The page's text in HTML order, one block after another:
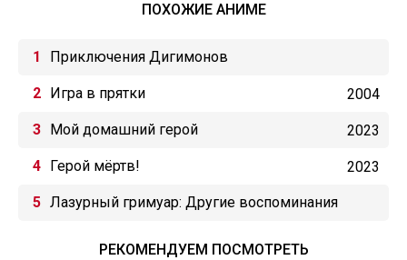
ПОХОЖИЕ АНИМЕ
Приключения Дигимонов
Игра в прятки 2004
Мой домашний герой 2023
Герой мёртв! 2023
Лазурный гримуар: Другие воспоминания
РЕКОМЕНДУЕМ ПОСМОТРЕТЬ